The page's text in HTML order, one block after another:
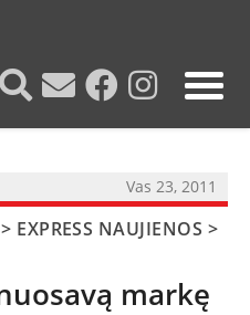
Vas 23, 2011
> EXPRESS NAUJIENOS >
markę